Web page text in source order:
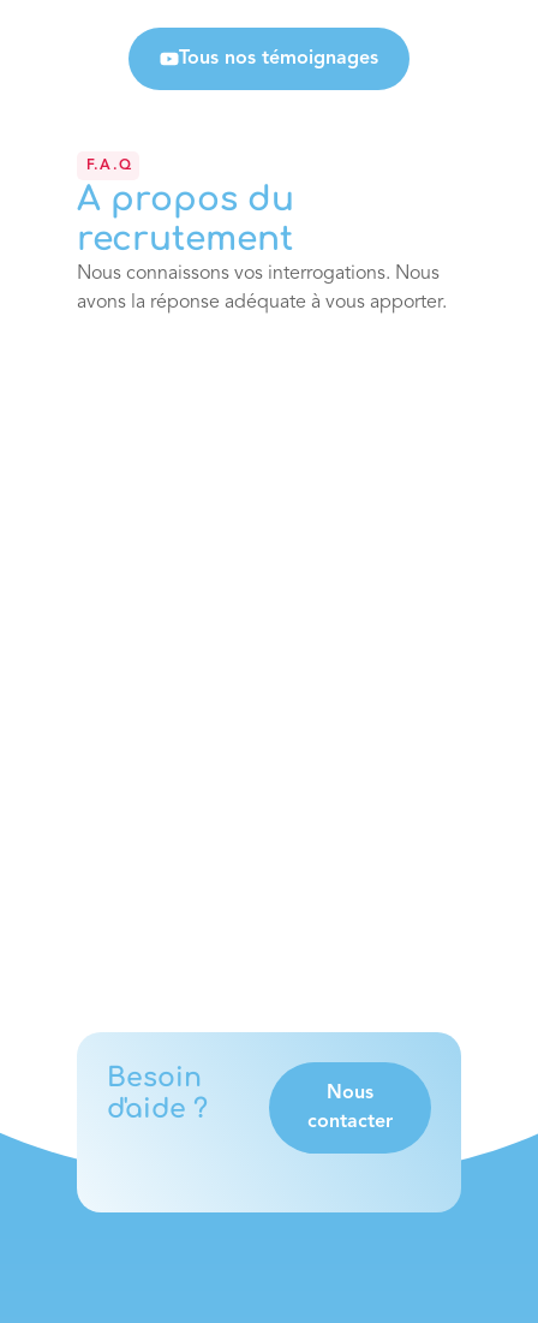
Tous nos témoignages
F.A.Q
A propos du
recrutement
Nous connaissons vos interrogations. Nous
avons la réponse adéquate à vous apporter.
Besoin
d'aide ?
Nous
contacter